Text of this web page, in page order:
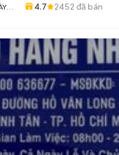
4.7 2452 đã bán